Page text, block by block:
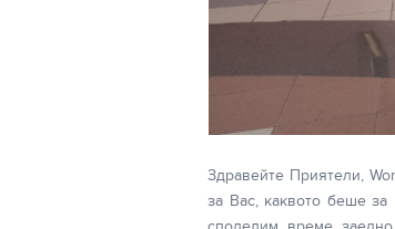
Здравейте Приятели,
за Вас, каквото беше